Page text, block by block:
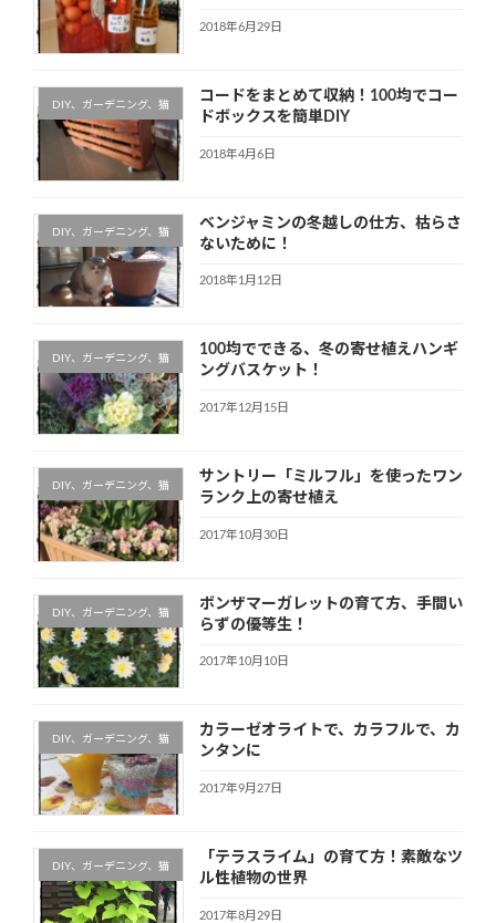
2018年6月29日
DIY、ガーデニング、猫
コードをまとめて収納！100均でコー
ドボックスを簡単DIY
2018年4月6日
DIY、ガーデニング、猫
ベンジャミンの冬越しの仕方、枯らさ
ないために！
2018年1月12日
DIY、ガーデニング、猫
100均でできる、冬の寄せ植えハンギ
ングバスケット！
2017年12月15日
DIY、ガーデニング、猫
サントリー「ミルフル」を使ったワン
ランク上の寄せ植え
2017年10月30日
DIY、ガーデニング、猫
ボンザマーガレットの育て方、手間い
らずの優等生！
2017年10月10日
DIY、ガーデニング、猫
カラーゼオライトで、カラフルで、カ
ンタンに
2017年9月27日
DIY、ガーデニング、猫
「テラスライム」の育て方！素敵なツ
ル性植物の世界
2017年8月29日